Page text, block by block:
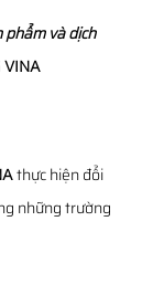
phẩm và dịch
VINA
thực hiện đổi
những trường